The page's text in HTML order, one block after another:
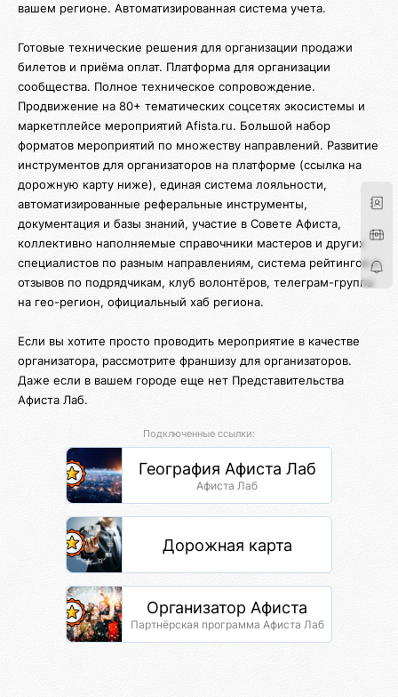
вашем регионе. Автоматизированная система учета.
Готовые технические решения для организации продажи
билетов и приёма оплат. Платформа для организации
сообщества. Полное техническое сопровождение.
Продвижение на 80+ тематических соцсетях экосистемы и
маркетплейсе мероприятий Afista.ru. Большой набор
форматов мероприятий по множеству направлений. Развитие
инструментов для организаторов на платформе (ссылка на
дорожную карту ниже), единая система лояльности,
автоматизированные реферальные инструменты,
документация и базы знаний, участие в Совете Афиста,
коллективно наполняемые справочники мастеров и других
специалистов по разным направлениям, система рейтингов и
отзывов по подрядчикам, клуб волонтёров, телеграм-группа
на гео-регион, официальный хаб региона.
Если вы хотите просто проводить мероприятие в качестве
организатора, рассмотрите франшизу для организаторов.
Даже если в вашем городе еще нет Представительства
Афиста Лаб.
Подключенные ссылки:
География Афиста Лаб
Афиста Лаб
Дорожная карта
Организатор Афиста
Партнёрская программа Афиста Лаб